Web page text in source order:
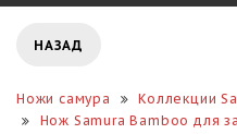
НАЗАД
Ножи самура
Коллекции
Нож Samura Bamboo для